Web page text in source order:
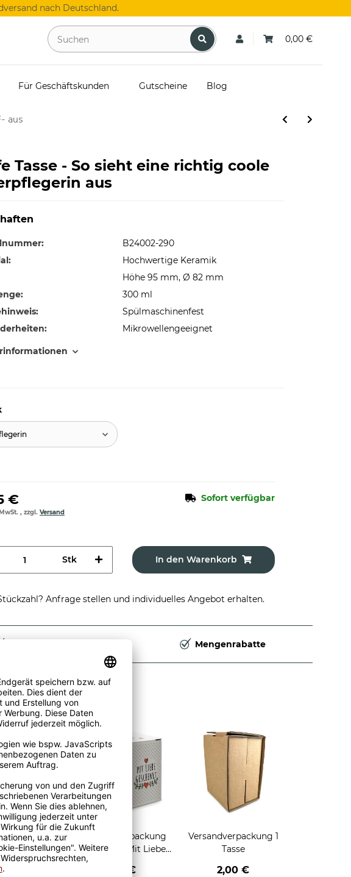
nach Deutschland.
0,00 €
Für Geschäftskunden Gutscheine Blog
aus
Tasse - So sieht eine richtig coole
aus
B24002-290
Hochwertige Keramik
Höhe 95 mm, Ø 82 mm
300 ml
Spülmaschinenfest
Mikrowellengeeignet
€ Sofort verfügbar
, zzgl. Versand
Stk In den Warenkorb
Anfrage stellen und individuelles Angebot erhalten.
Mengenrabatte
Verpackungen
1
Fenster
€
Geschenkverpackung
für Tassen - Mit Liebe
2,95 €
Versandverpackung 1
Tasse
2,00 €